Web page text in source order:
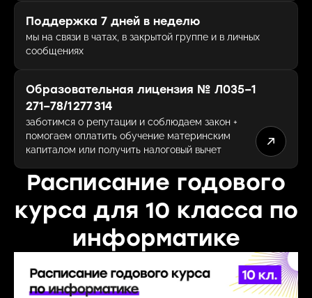
Поддержка 7 дней в неделю
мы на связи в чатах, в закрытой группе и в личных
сообщениях
Образовательная лицензия № Л035−1
271−78/1 277 314
заботимся о репутации и соблюдаем закон +
помогаем оплатить обучение материнским
капиталом или получить налоговый вычет
Расписание годового
курса для 10 класса по
информатике